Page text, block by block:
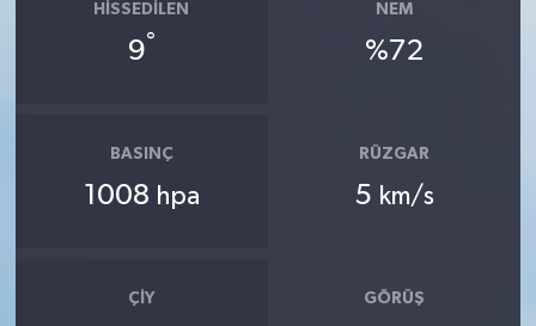
HISSEDILEN
9°
NEM
%72
BASINÇ
1008 hpa
RÜZGAR
5 km/s
ÇIY GÖRÜŞ